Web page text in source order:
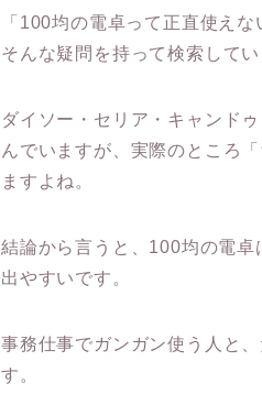
「100均の電卓って正直使えな
そんな疑問を持って検索して
ダイソー・セリア・キャンド
んでいますが、実際のところ
ますよね。
結論から言うと、100均の電卓
出やすいです。
事務仕事でガンガン使う人と
す。